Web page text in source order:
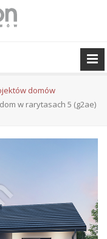
domów
dom w rarytasach 5 (g2ae)